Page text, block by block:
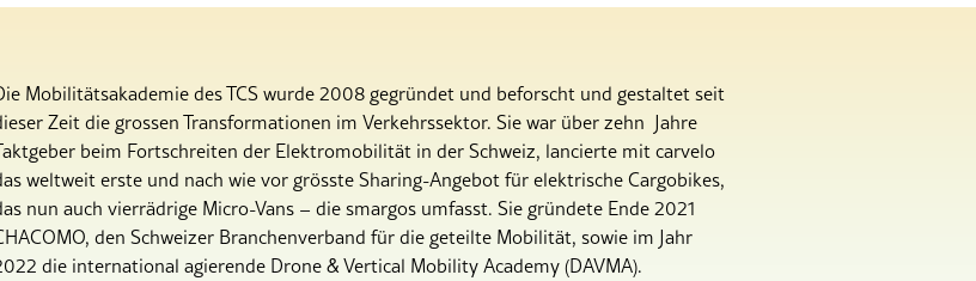
Mobilitätsakademie des TCS wurde 2008 gegründet und beforscht und gestaltet seit
Zeit die grossen Transformationen im Verkehrssektor. Sie war über zehn Jahre
beim Fortschreiten der Elektromobilität in der Schweiz, lancierte mit carvelo
weltweit erste und nach wie vor grösste Sharing-Angebot für elektrische Cargobikes,
nun auch vierrädrige Micro-Vans – die smargos umfasst. Sie gründete Ende 2021
den Schweizer Branchenverband für die geteilte Mobilität, sowie im Jahr
die international agierende Drone & Vertical Mobility Academy (DAVMA).